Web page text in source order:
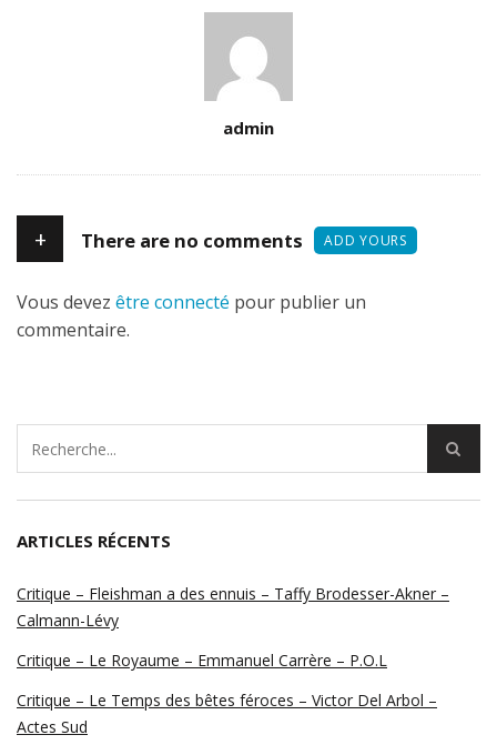
admin
+ There are no comments ADD YOURS
Vous devez être connecté pour publier un
commentaire.
ARTICLES RÉCENTS
Critique – Fleishman a des ennuis – Taffy Brodesser-Akner –
Calmann-Lévy
Critique – Le Royaume – Emmanuel Carrère – P.O.L
Critique – Le Temps des bêtes féroces – Victor Del Arbol –
Actes Sud